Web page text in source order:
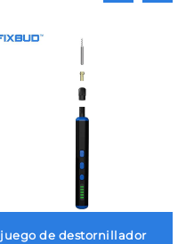
juego de destornillador